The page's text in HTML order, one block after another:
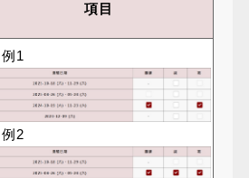
項目
1
2